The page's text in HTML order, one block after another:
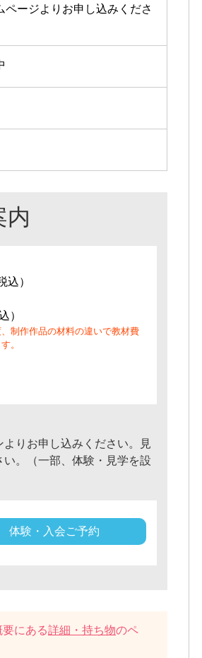
ページよりお申し込みくださ
内
込）
）
制作作品の材料の違いで教材費
。
りお申し込みください。見
。（一部、体験・見学を設
体験・入会ご予約
にある詳細・持ち物のペ